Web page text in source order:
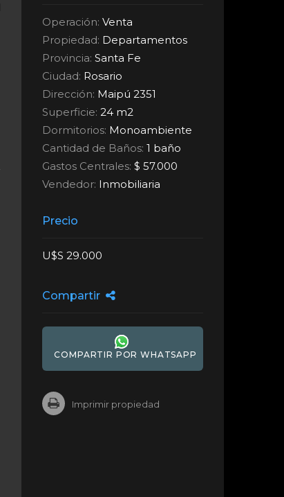
Operación: Venta
Propiedad: Departamentos
Provincia: Santa Fe
Ciudad: Rosario
Dirección: Maipú 2351
Superficie: 24 m2
Dormitorios: Monoambiente
Cantidad de Baños: 1 baño
Gastos Centrales: $ 57.000
Vendedor: Inmobiliaria
Precio
U$S 29.000
Compartir
COMPARTIR POR WHATSAPP
Imprimir propiedad